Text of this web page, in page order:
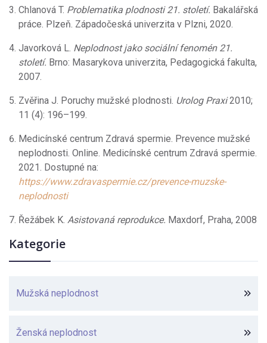
Chlanová T. Problematika plodnosti 21. století. Bakalářská
práce. Plzeň. Západočeská univerzita v Plzni, 2020.
Javorková L. Neplodnost jako sociální fenomén 21.
století. Brno: Masarykova univerzita, Pedagogická fakulta,
2007.
Zvěřina J. Poruchy mužské plodnosti. Urolog Praxi2010;
11 (4): 196–199.
Medicínské centrum Zdravá spermie. Prevence mužské
neplodnosti. Online. Medicínské centrum Zdravá spermie.
2021. Dostupné na:
https://www.zdravaspermie.cz/prevence-muzske-
neplodnosti
Řežábek K. Asistovaná reprodukce. Maxdorf, Praha, 2008
Kategorie
Mužská neplodnost
Ženská neplodnost